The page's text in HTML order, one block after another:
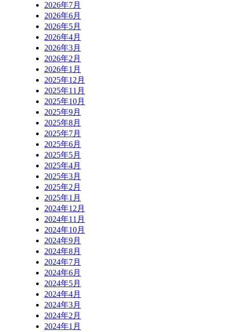
2026年7月
2026年6月
2026年5月
2026年4月
2026年3月
2026年2月
2026年1月
2025年12月
2025年11月
2025年10月
2025年9月
2025年8月
2025年7月
2025年6月
2025年5月
2025年4月
2025年3月
2025年2月
2025年1月
2024年12月
2024年11月
2024年10月
2024年9月
2024年8月
2024年7月
2024年6月
2024年5月
2024年4月
2024年3月
2024年2月
2024年1月